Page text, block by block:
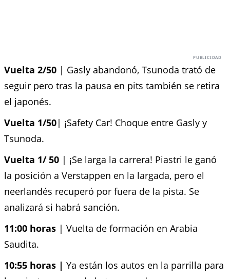
Vuelta 2/50 | Gasly abandonó, Tsunoda trató de
seguir pero tras la pausa en pits también se retira
el japonés.
Vuelta 1/50| ¡Safety Car! Choque entre Gasly y
Tsunoda.
Vuelta 1/ 50 | ¡Se larga la carrera! Piastri le ganó
la posición a Verstappen en la largada, pero el
neerlandés recuperó por fuera de la pista. Se
analizará si habrá sanción.
11:00 horas | Vuelta de formación en Arabia
Saudita.
10:55 horas | Ya están los autos en la parrilla para